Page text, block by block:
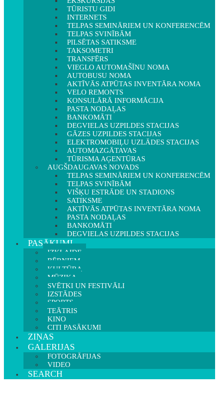
TŪRISTU GIDI
INTERNETS
TELPAS SEMINĀRIEM UN KONFERENCĒM
TELPAS SVINĪBĀM
PILSĒTAS SATIKSME
TAKSOMETRI
TRANSFĒRS
VIEGLO AUTOMAŠĪNU NOMA
AUTOBUSU NOMA
AKTĪVĀS ATPŪTAS INVENTĀRA NOMA
VELO REMONTS
KONSULĀRĀ INFORMĀCIJA
PASTA NODAĻAS
BANKOMĀTI
DEGVIELAS UZPILDES STACIJAS
GĀZES UZPILDES STACIJAS
ELEKTROMOBIĻU UZLĀDES STACIJAS
AUTOMAZGĀTAVAS
TŪRISMA AĢENTŪRAS
AUGŠDAUGAVAS NOVADS
TELPAS SEMINĀRIEM UN KONFERENCĒM
TELPAS SVINĪBĀM
VIŠĶU ESTRĀDE UN STADIONS
SATIKSME
AKTĪVĀS ATPŪTAS INVENTĀRA NOMA
PASTA NODAĻAS
BANKOMĀTI
DEGVIELAS UZPILDES STACIJAS
PASĀKUMI
IZKLAIDE
BĒRNIEM
KULTŪRA
MŪZIKA
SVĒTKI UN FESTIVĀLI
IZSTĀDES
SPORTS
TEĀTRIS
KINO
CITI PASĀKUMI
ZIŅAS
GALERIJAS
FOTOGRĀFIJAS
VIDEO
SEARCH